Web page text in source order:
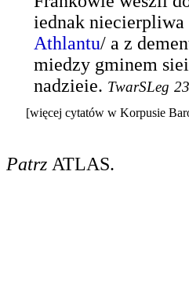
iednak niecierpliwa
Athlantu/ a z
miedzy gminem
nadzieie. TwarSLeg 23
[więcej cytatów w Korpusie
Patrz ATLAS.